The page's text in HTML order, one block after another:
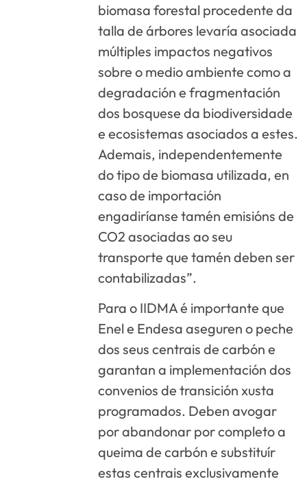
biomasa forestal procedente da
talla de árbores levaría asociada
múltiples impactos negativos
sobre o medio ambiente como a
degradación e fragmentación
dos bosquese da biodiversidade
e ecosistemas asociados a estes.
Ademais, independentemente
do tipo de biomasa utilizada, en
caso de importación
engadiríanse tamén emisións de
CO2 asociadas ao seu
transporte que tamén deben ser
contabilizadas”.
Para o IIDMA é importante que
Enel e Endesa aseguren o peche
dos seus centrais de carbón e
garantan a implementación dos
convenios de transición xusta
programados. Deben avogar
por abandonar por completo a
queima de carbón e substituír
estas centrais exclusivamente